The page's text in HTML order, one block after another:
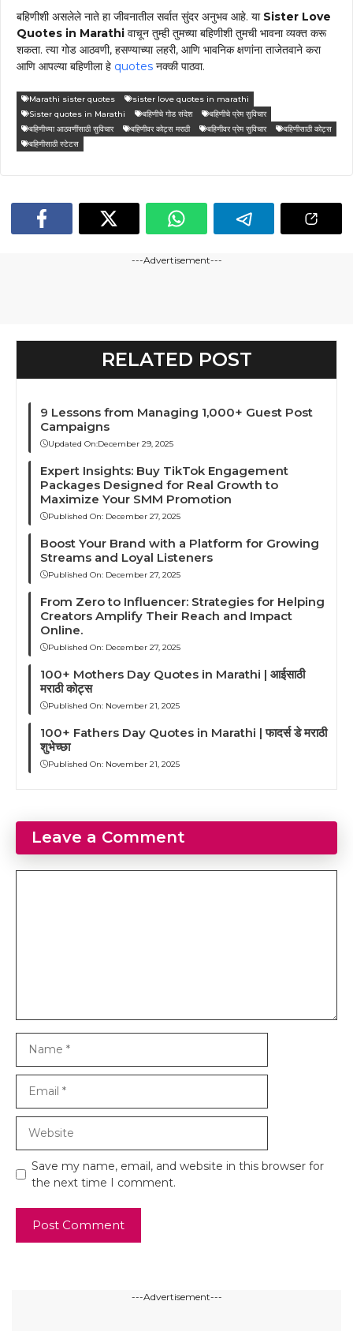
बहिणीशी असलेले नाते हा जीवनातील सर्वात सुंदर अनुभव आहे. या Sister Love
Quotes in Marathi वाचून तुम्ही तुमच्या बहिणीशी तुमची भावना व्यक्त करू
शकता. त्या गोड आठवणी, हसण्याच्या लहरी, आणि भावनिक क्षणांना ताजेतवाने करा
आणि आपल्या बहिणीला हे quotes नक्की पाठवा.
Marathi sister quotes
sister love quotes in marathi
Sister quotes in Marathi
बहिणीचे गोड संदेश
बहिणीचे प्रेम सुविचार
बहिणीच्या आठवणींसाठी सुविचार
बहिणीवर कोट्स मराठी बहिणीवर प्रेम सुविचार
बहिणीसाठी कोट्स
बहिणीसाठी स्टेटस
---Advertisement---
RELATED POST
9 Lessons from Managing 1,000+ Guest Post
Campaigns
Updated On:December 29, 2025
Expert Insights: Buy TikTok Engagement
Packages Designed for Real Growth to
Maximize Your SMM Promotion
Published On: December 27, 2025
Boost Your Brand with a Platform for Growing
Streams and Loyal Listeners
Published On: December 27, 2025
From Zero to Influencer: Strategies for Helping
Creators Amplify Their Reach and Impact
Online.
Published On: December 27, 2025
100+ Mothers Day Quotes in Marathi | आईसाठी
मराठी कोट्स
Published On: November 21, 2025
100+ Fathers Day Quotes in Marathi | फादर्स डे मराठी
शुभेच्छा
Published On: November 21, 2025
Leave a Comment
Save my name, email, and website in this browser for
the next time I comment.
---Advertisement---